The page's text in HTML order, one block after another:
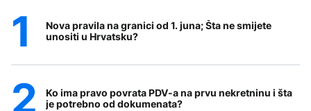
Nova pravila na granici od 1. juna; Šta ne smijete
unositi u Hrvatsku?
Ko ima pravo povrata PDV-a na prvu nekretninu i šta
je potrebno od dokumenata?